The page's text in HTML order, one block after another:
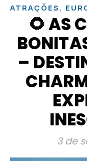
ATRAÇÕES,
🌻 AS
–
3 de